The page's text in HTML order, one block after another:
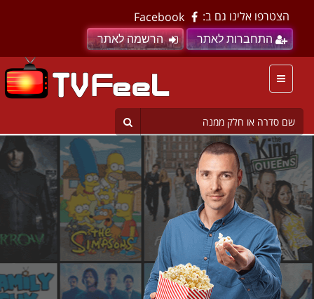
הצטרפו אלינו גם ב: Facebook
התחברות לאתר הרשמה לאתר